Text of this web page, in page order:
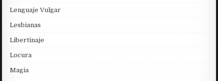
Lenguaje Vulgar
Lesbianas
Libertinaje
Locura
Magia